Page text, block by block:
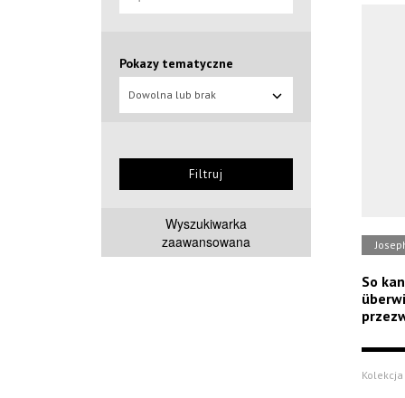
Pokazy tematyczne
Dowolna lub brak
Filtruj
Wyszukiwarka
zaawansowana
So
Kolekcja